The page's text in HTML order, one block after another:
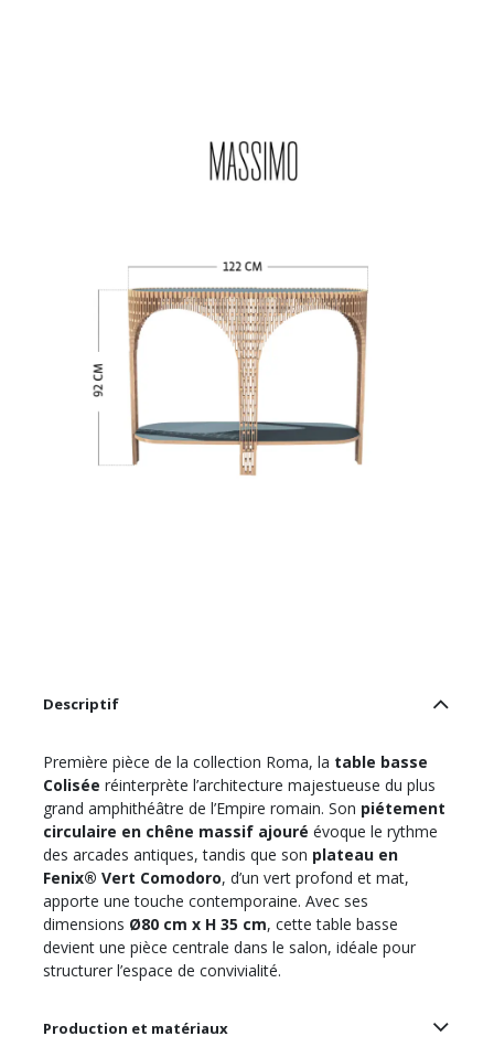
Descriptif
Première pièce de la collection Roma, la table basse
Colisée réinterprète l’architecture majestueuse du plus
grand amphithéâtre de l’Empire romain. Son piétement
circulaire en chêne massif ajouré évoque le rythme
des arcades antiques, tandis que son plateau en
Fenix® Vert Comodoro, d’un vert profond et mat,
apporte une touche contemporaine. Avec ses
dimensions Ø80 cm x H 35 cm, cette table basse
devient une pièce centrale dans le salon, idéale pour
structurer l’espace de convivialité.
Production et matériaux